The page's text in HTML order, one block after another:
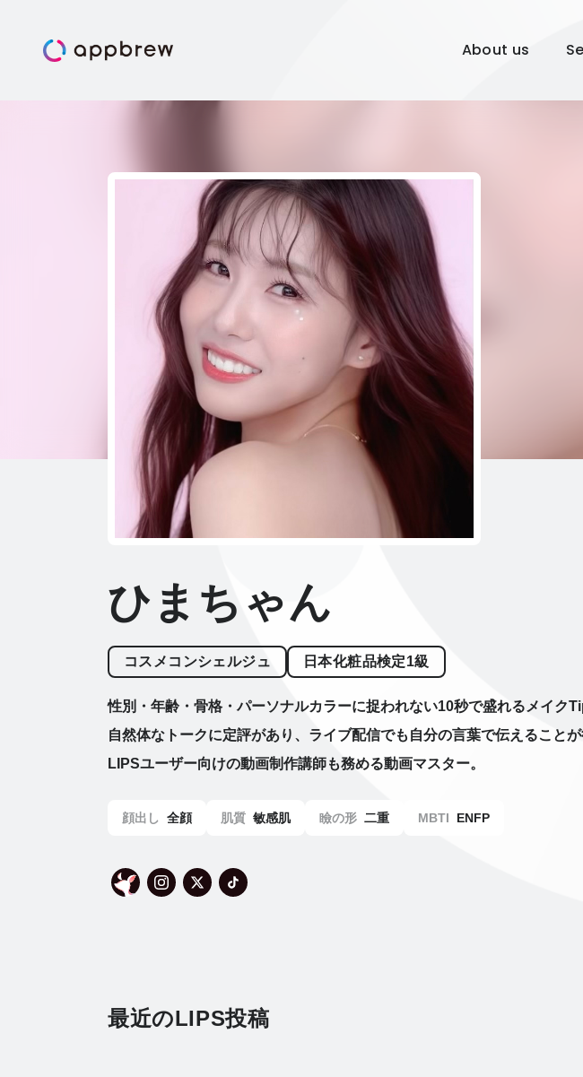
About us
ひまちゃん
コスメコンシェルジュ 日本化粧品検定1級
性別・年齢・骨格・パーソナルカラーに捉われない10秒で盛れるメイク
自然体なトークに定評があり、ライブ配信でも自分の言葉で伝えることが
LIPSユーザー向けの動画制作講師も務める動画マスター。
顔出し 全顔 肌質 敏感肌 瞼の形 二重 MBTI ENFP
最近のLIPS投稿